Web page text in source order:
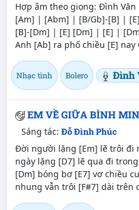
Hợp âm theo giọng: Đình
[Am] | [Abm] | [B/Gb]-[B] |
[B]-[Dm] | [E] [Dm] | [E] |
Anh [Ab] ra phố chiều [E] nay
Nhạc tình Bolero Đình
EM VỀ GIỮA BÌNH
Sáng tác: Đỗ Đình Phúc
Đời người lặng [Em] lẽ trôi đi
ngày lặng [D7] lẽ qua đi
[Dm] bóng bơ [E7] vơ chiều
nhung vẫn trôi [F#7] dài trên